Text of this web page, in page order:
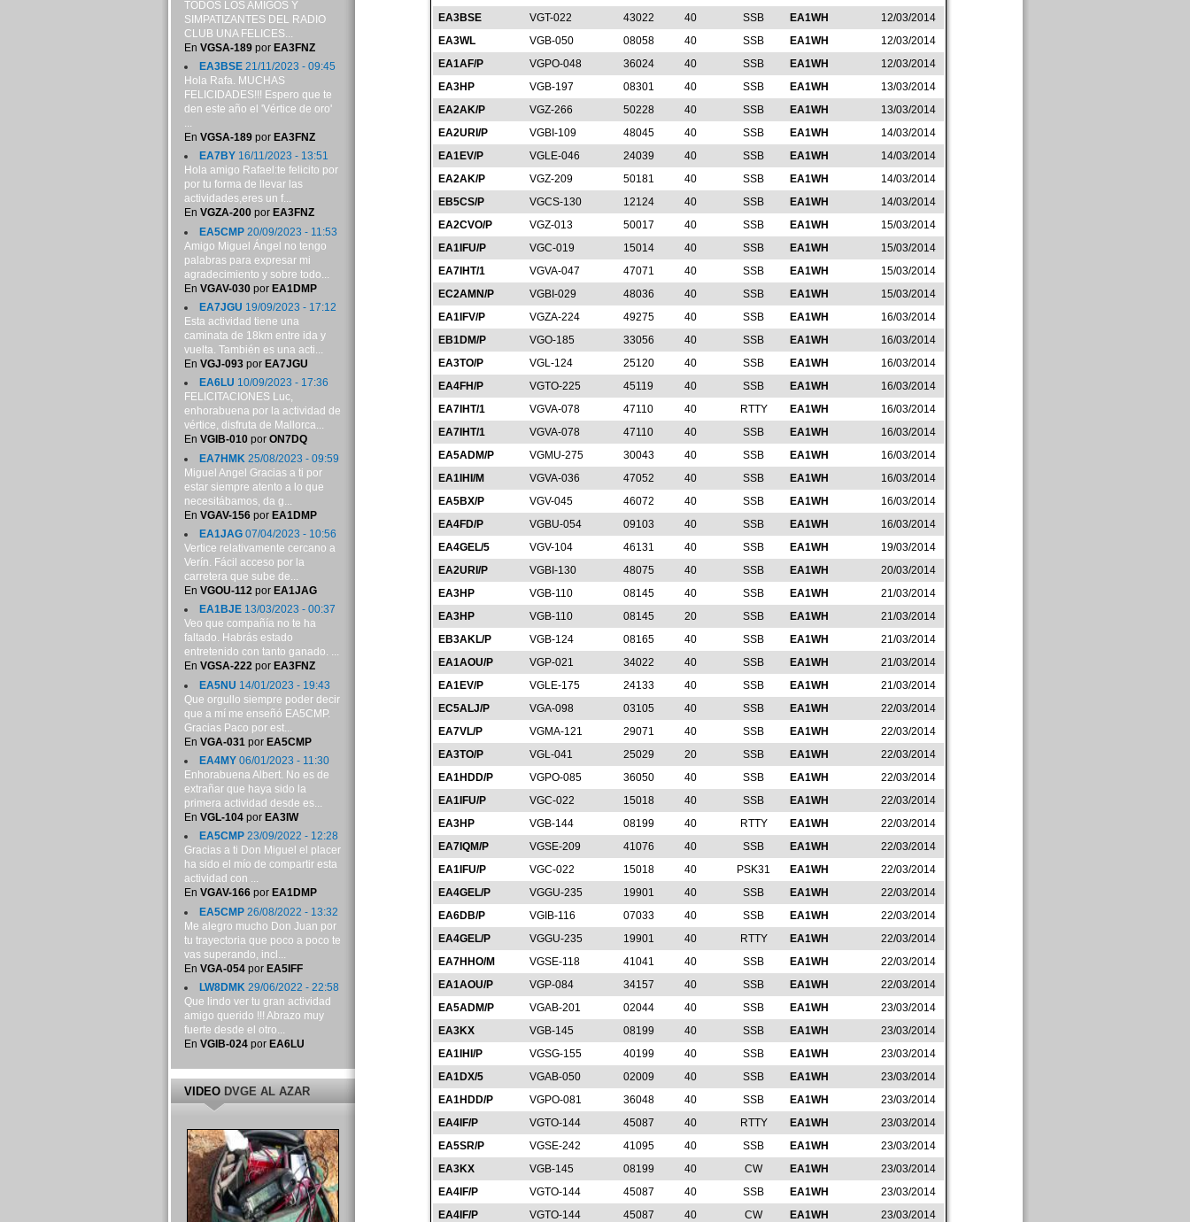
EA3BSE
VGT-022 43022 40 SSB EA1WH
12/03/2014
EA3WL
VGB-050 08058 40 SSB EA1WH
12/03/2014
EA1AF/P
VGPO-048 36024 40 SSB EA1WH
12/03/2014
EA3HP
VGB-197 08301 40 SSB EA1WH
13/03/2014
EA2AK/P
VGZ-266 50228 40 SSB EA1WH
13/03/2014
EA2URI/P
VGBI-109 48045 40 SSB EA1WH
14/03/2014
EA1EV/P
VGLE-046 24039 40 SSB EA1WH
14/03/2014
EA2AK/P
VGZ-209 50181 40 SSB EA1WH
14/03/2014
EB5CS/P
VGCS-130 12124 40 SSB EA1WH
14/03/2014
EA2CVO/P
VGZ-013 50017 40 SSB EA1WH
15/03/2014
EA1IFU/P
VGC-019 15014 40 SSB EA1WH
15/03/2014
EA7IHT/1
VGVA-047 47071 40 SSB EA1WH
15/03/2014
EC2AMN/P
VGBI-029 48036 40 SSB EA1WH
15/03/2014
EA1IFV/P
VGZA-224 49275 40 SSB EA1WH
16/03/2014
EB1DM/P
VGO-185 33056 40 SSB EA1WH
16/03/2014
EA3TO/P
VGL-124 25120 40 SSB EA1WH
16/03/2014
EA4FH/P
VGTO-225 45119 40 SSB EA1WH
16/03/2014
EA7IHT/1
VGVA-078 47110 40 RTTY EA1WH
16/03/2014
EA7IHT/1
VGVA-078 47110 40 SSB EA1WH
16/03/2014
EA5ADM/P
VGMU-275 30043 40 SSB EA1WH
16/03/2014
EA1IHI/M
VGVA-036 47052 40 SSB EA1WH
16/03/2014
EA5BX/P
VGV-045 46072 40 SSB EA1WH
16/03/2014
EA4FD/P
VGBU-054 09103 40 SSB EA1WH
16/03/2014
EA4GEL/5
VGV-104 46131 40 SSB EA1WH
19/03/2014
EA2URI/P
VGBI-130 48075 40 SSB EA1WH
20/03/2014
EA3HP
VGB-110 08145 40 SSB EA1WH
21/03/2014
EA3HP
VGB-110 08145 20 SSB EA1WH
21/03/2014
EB3AKL/P
VGB-124 08165 40 SSB EA1WH
21/03/2014
EA1AOU/P
VGP-021 34022 40 SSB EA1WH
21/03/2014
EA1EV/P
VGLE-175 24133 40 SSB EA1WH
21/03/2014
EC5ALJ/P
VGA-098 03105 40 SSB EA1WH
22/03/2014
EA7VL/P
VGMA-121 29071 40 SSB EA1WH
22/03/2014
EA3TO/P
VGL-041 25029 20 SSB EA1WH
22/03/2014
EA1HDD/P
VGPO-085 36050 40 SSB EA1WH
22/03/2014
EA1IFU/P
VGC-022 15018 40 SSB EA1WH
22/03/2014
EA3HP
VGB-144 08199 40 RTTY EA1WH
22/03/2014
EA7IQM/P
VGSE-209 41076 40 SSB EA1WH
22/03/2014
EA1IFU/P
VGC-022 15018 40 PSK31 EA1WH
22/03/2014
EA4GEL/P
VGGU-235 19901 40 SSB EA1WH
22/03/2014
EA6DB/P
VGIB-116 07033 40 SSB EA1WH
22/03/2014
EA4GEL/P
VGGU-235 19901 40 RTTY EA1WH
22/03/2014
EA7HHO/M
VGSE-118 41041 40 SSB EA1WH
22/03/2014
EA1AOU/P
VGP-084 34157 40 SSB EA1WH
22/03/2014
EA5ADM/P
VGAB-201 02044 40 SSB EA1WH
23/03/2014
EA3KX
VGB-145 08199 40 SSB EA1WH
23/03/2014
EA1IHI/P
VGSG-155 40199 40 SSB EA1WH
23/03/2014
EA1DX/5
VGAB-050 02009 40 SSB EA1WH
23/03/2014
EA1HDD/P
VGPO-081 36048 40 SSB EA1WH
23/03/2014
EA4IF/P
VGTO-144 45087 40 RTTY EA1WH
23/03/2014
EA5SR/P
VGSE-242 41095 40 SSB EA1WH
23/03/2014
EA3KX
VGB-145 08199 40 CW EA1WH
23/03/2014
EA4IF/P
VGTO-144 45087 40 SSB EA1WH
23/03/2014
EA4IF/P
VGTO-144 45087 40 CW EA1WH
23/03/2014
TODOS LOS AMIGOS Y
SIMPATIZANTES DEL RADIO
CLUB UNA FELICES...
En VGSA-189por EA3FNZ
EA3BSE21/11/2023 - 09:45
Hola Rafa. MUCHAS
FELICIDADES!!! Espero que te
den este año el 'Vértice de oro'
...
En VGSA-189por EA3FNZ
EA7BY16/11/2023 - 13:51
Hola amigo Rafael:te felicito por
por tu forma de llevar las
actividades,eres un f...
En VGZA-200por EA3FNZ
EA5CMP20/09/2023 - 11:53
Amigo Miguel Ángel no tengo
palabras para expresar mi
agradecimiento y sobre todo...
En VGAV-030por EA1DMP
EA7JGU 19/09/2023 - 17:12
Esta actividad tiene una
caminata de 18km entre ida y
vuelta. También es una acti...
En VGJ-093por EA7JGU
EA6LU 10/09/2023 - 17:36
FELICITACIONES Luc,
enhorabuena por la actividad de
vértice, disfruta de Mallorca...
En VGIB-010por ON7DQ
EA7HMK 25/08/2023 - 09:59
Miguel Angel Gracias a ti por
estar siempre atento a lo que
necesitábamos, da g...
En VGAV-156por EA1DMP
EA1JAG07/04/2023 - 10:56
Vertice relativamente cercano a
Verín. Fácil acceso por la
carretera que sube de...
En VGOU-112por EA1JAG
EA1BJE13/03/2023 - 00:37
Veo que compañía no te ha
faltado. Habrás estado
entretenido con tanto ganado. ...
En VGSA-222por EA3FNZ
EA5NU 14/01/2023 - 19:43
Que orgullo siempre poder decir
que a mí me enseñó EA5CMP.
Gracias Paco por est...
En VGA-031 por EA5CMP
EA4MY06/01/2023 - 11:30
Enhorabuena Albert. No es de
extrañar que haya sido la
primera actividad desde es...
En VGL-104por EA3IW
EA5CMP23/09/2022 - 12:28
Gracias a ti Don Miguel el placer
ha sido el mío de compartir esta
actividad con ...
En VGAV-166por EA1DMP
EA5CMP26/08/2022 - 13:32
Me alegro mucho Don Juan por
tu trayectoria que poco a poco te
vas superando, incl...
En VGA-054por EA5IFF
LW8DMK29/06/2022 - 22:58
Que lindo ver tu gran actividad
amigo querido !!! Abrazo muy
fuerte desde el otro...
En VGIB-024por EA6LU
VIDEODVGE AL AZAR